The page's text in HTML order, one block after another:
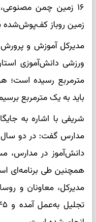
زمین روباز کف‌پوش‌شده
مدیرکل آموزش و
مترمربع رسیده است؛
باید به یک مترمربع
شریفی با اشاره به
دانش‌آموز در مدارس،
مدیرکل، معاونان و